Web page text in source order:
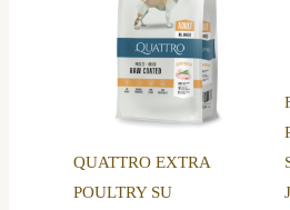
QUATTRO EXTRA
POULTRY SU
variants.
The
options
chosen
on